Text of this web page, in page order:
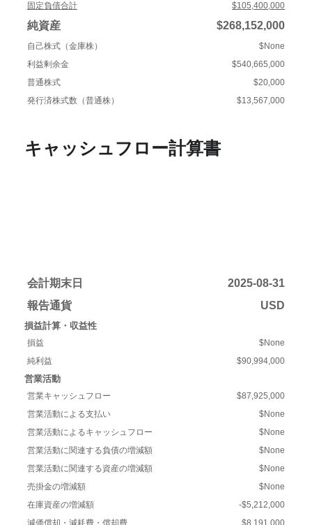
固定負債合計
$105,400,000
純資産 $268,152,000
自己株式（金庫株）
$None
利益剰余金
$540,665,000
普通株式
$20,000
発行済株式数（普通株）
$13,567,000
キャッシュフロー計算書
会計期末日
2025-08-31
報告通貨
USD
損益計算・収益性
損益
$None
純利益
$90,994,000
営業活動
営業キャッシュフロー
$87,925,000
営業活動による支払い
$None
営業活動によるキャッシュフロー
$None
営業活動に関連する負債の増減額
$None
営業活動に関連する資産の増減額
$None
売掛金の増減額
$None
在庫資産の増減額
-$5,212,000